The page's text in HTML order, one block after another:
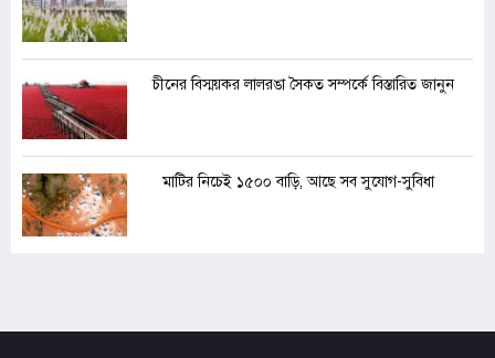
চীনের বিস্ময়কর লালরঙা সৈকত সম্পর্কে বিস্তারিত জানুন
মাটির নিচেই ১৫০০ বাড়ি, আছে সব সুযোগ-সুবিধা